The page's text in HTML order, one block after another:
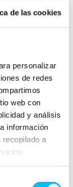
de las cookies
personalizar
de redes
web con
y análisis
información
a
ya ofrecían
nos
de la
la
Juegos […]
mejora